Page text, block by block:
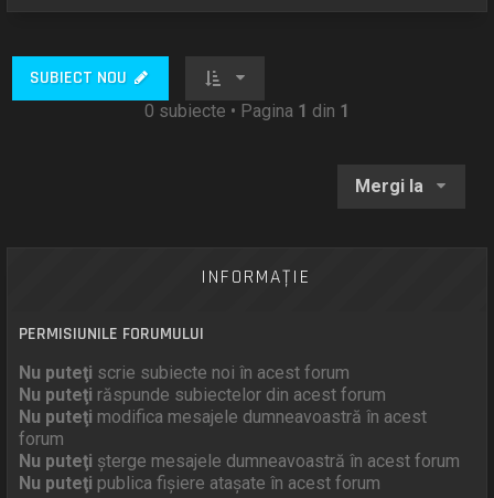
SUBIECT NOU
0 subiecte • Pagina 1 din 1
Mergi la
INFORMAŢIE
PERMISIUNILE FORUMULUI
Nu puteţi scrie subiecte noi în acest forum
Nu puteţi răspunde subiectelor din acest forum
Nu puteţi modifica mesajele dumneavoastră în acest
forum
Nu puteţi şterge mesajele dumneavoastră în acest forum
Nu puteţi publica fişiere ataşate în acest forum